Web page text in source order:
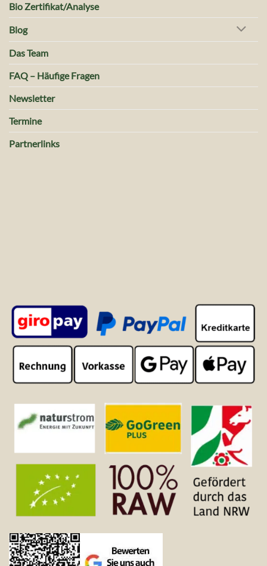
Bio Zertifikat/Analyse
Blog
Das Team
FAQ – Häufige Fragen
Newsletter
Termine
Partnerlinks